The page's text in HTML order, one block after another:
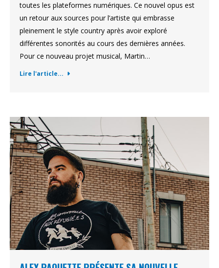
toutes les plateformes numériques. Ce nouvel opus est
un retour aux sources pour l’artiste qui embrasse
pleinement le style country après avoir exploré
différentes sonorités au cours des dernières années.
Pour ce nouveau projet musical, Martin…
Lire l'article...